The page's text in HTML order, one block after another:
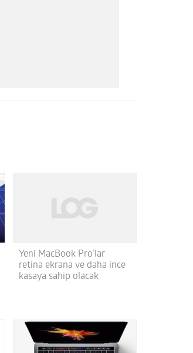
Yeni MacBook Pro’lar
retina ekrana ve daha ince
kasaya sahip olacak